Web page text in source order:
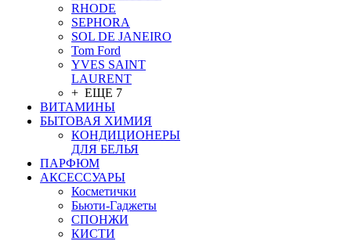
RHODE
SEPHORA
SOL DE JANEIRO
Tom Ford
YVES SAINT
LAURENT
+ ЕЩЕ 7
ВИТАМИНЫ
БЫТОВАЯ ХИМИЯ
КОНДИЦИОНЕРЫ
ДЛЯ БЕЛЬЯ
ПАРФЮМ
АКСЕССУАРЫ
Косметички
Бьюти-Гаджеты
СПОНЖИ
КИСТИ